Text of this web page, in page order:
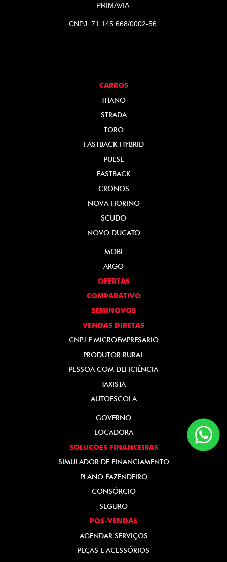
PRIMAVIA
CNPJ: 71.145.668/0002-56
CARROS
TITANO
STRADA
TORO
FASTBACK HYBRID
PULSE
FASTBACK
CRONOS
NOVA FIORINO
SCUDO
NOVO DUCATO
MOBI
ARGO
OFERTAS
COMPARATIVO
SEMINOVOS
VENDAS DIRETAS
CNPJ E MICROEMPRESÁRIO
PRODUTOR RURAL
PESSOA COM DEFICIÊNCIA
TAXISTA
AUTOESCOLA
GOVERNO
LOCADORA
SOLUÇÕES FINANCEIRAS
SIMULADOR DE FINANCIAMENTO
PLANO FAZENDEIRO
CONSÓRCIO
SEGURO
PÓS-VENDAS
AGENDAR SERVIÇOS
PEÇAS E ACESSÓRIOS